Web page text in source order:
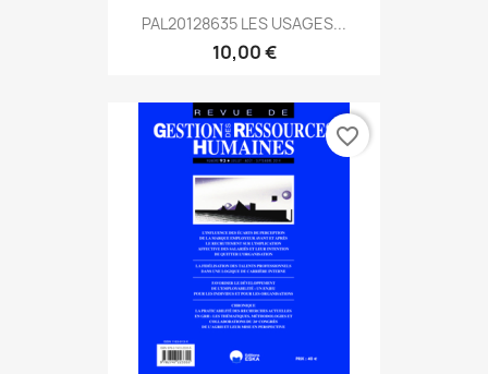
PAL20128635 LES USAGES...
10,00 €
favorite_border